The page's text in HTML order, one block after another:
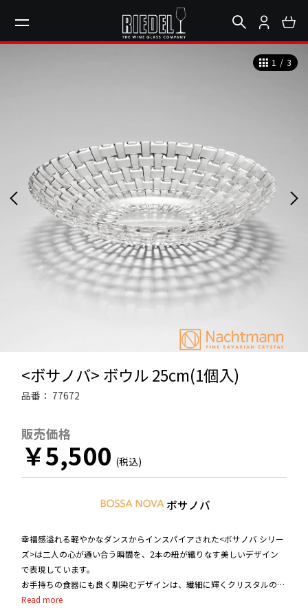
1 / 3
<ボサノバ> ボウル 25cm(1個入)
品番： 77672
販売価格
￥5,500
ボサノバ
幸福感溢れる軽やかなダンスからインスパイアされた<ボサノバ シリー
ズ>は二人の心が通い合う瞬間を、2本の紐が織りなす美しいデザイン
で表現しています。
お手持ちの食器にも良く馴染むデザインは、繊細に輝くクリスタルの陰
影をお楽しみいただけます。